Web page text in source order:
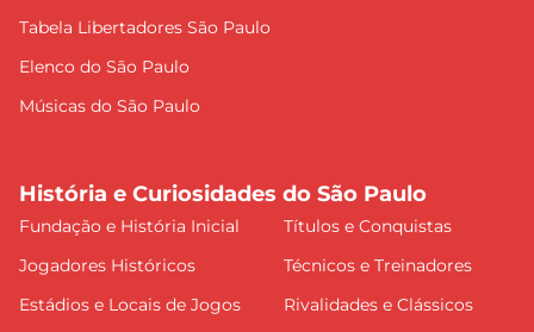
Tabela Libertadores São Paulo
Elenco do São Paulo
Músicas do São Paulo
História e Curiosidades do São Paulo
Fundação e História Inicial
Títulos e Conquistas
Jogadores Históricos
Técnicos e Treinadores
Estádios e Locais de Jogos
Rivalidades e Clássicos